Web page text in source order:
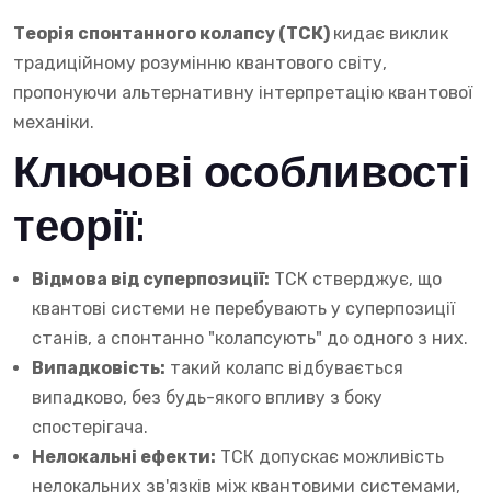
Теорія спонтанного колапсу (ТСК) кидає виклик
традиційному розумінню квантового світу,
пропонуючи альтернативну інтерпретацію квантової
механіки.
Ключові особливості
теорії:
Відмова від суперпозиції: ТСК стверджує, що
квантові системи не перебувають у суперпозиції
станів, а спонтанно "колапсують" до одного з них.
Випадковість: такий колапс відбувається
випадково, без будь-якого впливу з боку
спостерігача.
Нелокальні ефекти: ТСК допускає можливість
нелокальних зв'язків між квантовими системами,